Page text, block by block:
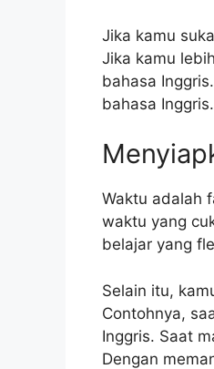
Jika kamu
Jika kamu
bahasa
bahasa Inggris.
Waktu adalah
waktu yang
belajar yang
Selain itu,
Contohnya,
Inggris. Saat
Dengan